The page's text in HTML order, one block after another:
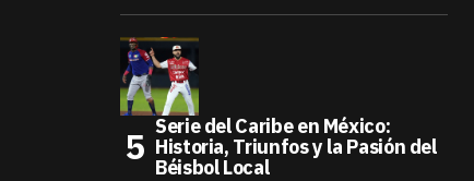
Serie del Caribe en México:
Historia, Triunfos y la Pasión del
Béisbol Local